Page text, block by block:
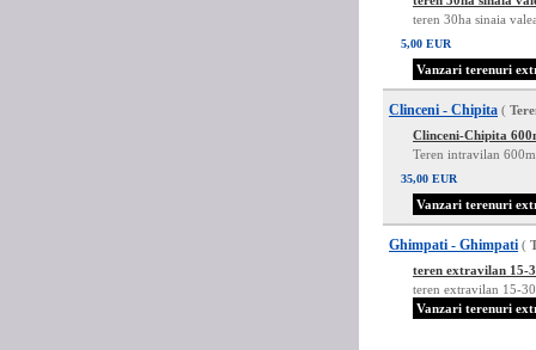
teren 30ha sinaia
5,00 EUR
Vanzari terenuri
Clinceni - Chipita (
Clinceni-Chipita
Teren intravilan
35,00 EUR
Vanzari terenuri
Ghimpati - Ghimpati (
teren extravilan 15-
teren extravilan 15-
Vanzari terenuri